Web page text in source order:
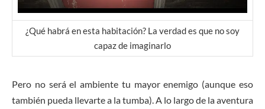
¿Qué habrá en esta habitación? La verdad es que no soy
capaz de imaginarlo
Pero no será el ambiente tu mayor enemigo (aunque eso
también pueda llevarte a la tumba). A lo largo de la aventura